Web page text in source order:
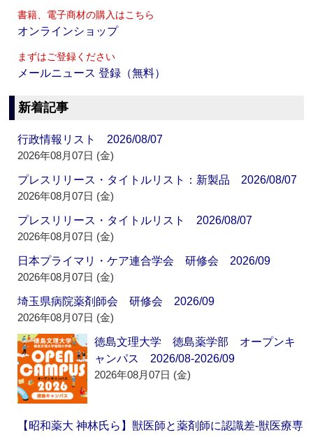
書籍、電子商材の購入はこちら
オンラインショップ
まずはご登録ください
メールニュース 登録（無料）
新着記事
行政情報リスト 2026/08/07
2026年08月07日 (金)
プレスリリース・タイトルリスト：新製品 2026/08/07
2026年08月07日 (金)
プレスリリース・タイトルリスト 2026/08/07
2026年08月07日 (金)
日本プライマリ・ケア連合学会 研修会 2026/09
2026年08月07日 (金)
埼玉県病院薬剤師会 研修会 2026/09
2026年08月07日 (金)
徳島文理大学 徳島薬学部 オープンキ
ャンパス 2026/08-2026/09
2026年08月07日 (金)
【昭和薬大 神林氏ら】獣医師と薬剤師に認識差‐獣医療専